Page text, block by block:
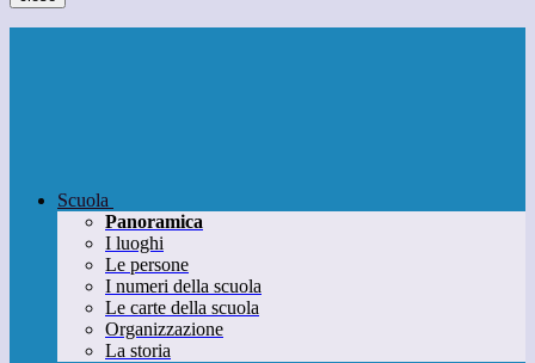
Scuola
Panoramica
I luoghi
Le persone
I numeri della scuola
Le carte della scuola
Organizzazione
La storia